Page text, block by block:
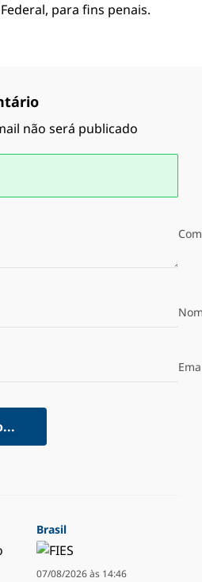
para fins penais.
não será publicado
Brasil
07/08/2026 às 14:46